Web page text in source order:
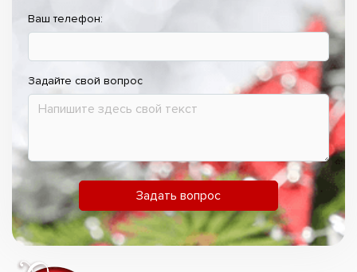
Ваш телефон:
Задайте свой вопрос
Задать вопрос